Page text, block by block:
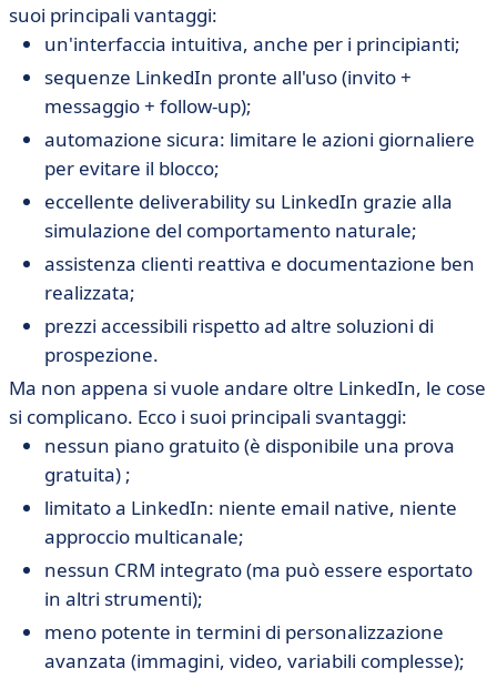
suoi principali vantaggi:
un'interfaccia intuitiva, anche per i principianti;
sequenze LinkedIn pronte all'uso (invito +
messaggio + follow-up);
automazione sicura: limitare le azioni giornaliere
per evitare il blocco;
eccellente deliverability su LinkedIn grazie alla
simulazione del comportamento naturale;
assistenza clienti reattiva e documentazione ben
realizzata;
prezzi accessibili rispetto ad altre soluzioni di
prospezione.
Ma non appena si vuole andare oltre LinkedIn, le cose
si complicano. Ecco i suoi principali svantaggi:
nessun piano gratuito (è disponibile una prova
gratuita) ;
limitato a LinkedIn: niente email native, niente
approccio multicanale;
nessun CRM integrato (ma può essere esportato
in altri strumenti);
meno potente in termini di personalizzazione
avanzata (immagini, video, variabili complesse);